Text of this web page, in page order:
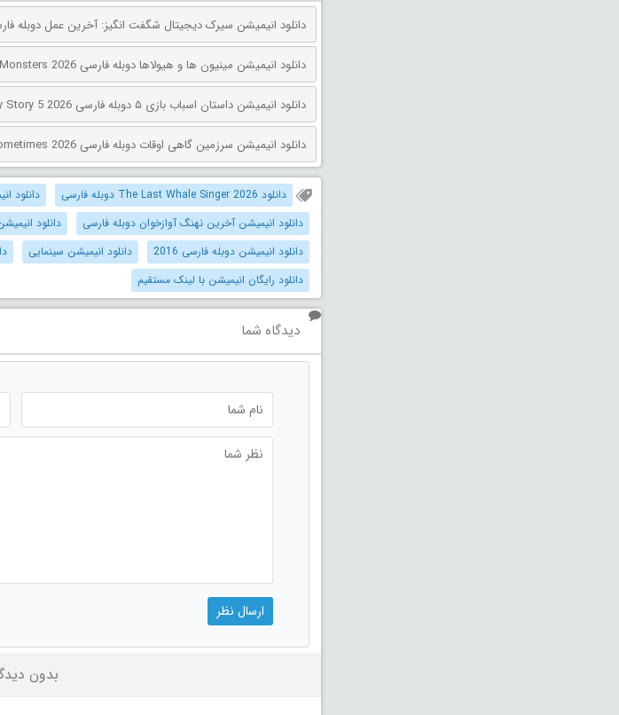
دانلود انیمیشن مینیون‌ ها و هیولاها دوبله فارسی Minions & Monsters 2026
دانلود انیمیشن داستان اسباب بازی ۵ دوبله فارسی Toy Story 5 2026
دانلود انیمیشن سرزمین گاهی اوقات دوبله فارسی The Land of Sometimes 2026
دانلود The Last Whale Singer 2026 دوبله فارسی
دانلود
دانلود انیمیشن آخرین نهنگ آوازخوان دوبله فارسی
دانلود
دانلود انیمیشن دوبله فارسی 2016
دانلود انیمیشن سینمایی
دانلود رایگان انیمیشن با لینک مستقیم
دیدگاه شما
بدون